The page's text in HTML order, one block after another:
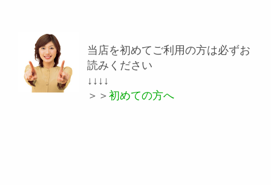
当店を初めてご利用の方は必ずお
読みください
↓↓↓↓
＞＞ 初めての方へ